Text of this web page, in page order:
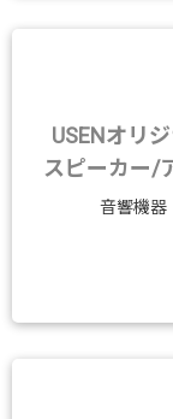
USENオリ
スピーカー/
音響機器